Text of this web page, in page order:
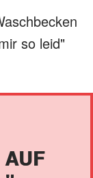
so leid"